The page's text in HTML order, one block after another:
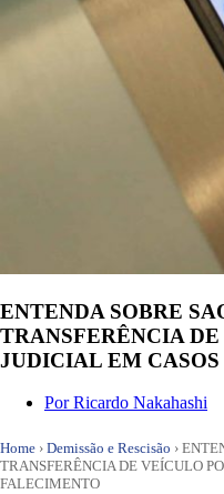
ENTENDA SOBRE
TRANSFERÊNCIA
JUDICIAL EM
PorRicardo Nakahashi
Home › Demissão e Rescisão ›
TRANSFERÊNCIA DE VEÍCULO
FALECIMENTO